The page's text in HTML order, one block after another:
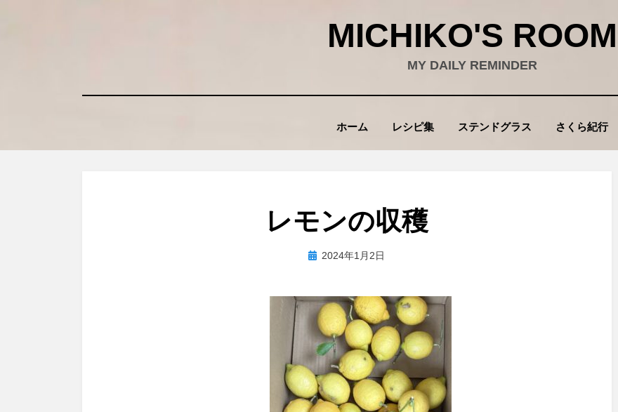
MICHIKO'S ROOM
MY DAILY REMINDER
ホーム レシピ集 ステンドグラス さくら紀行
レモンの収穫
投稿者wad
投 2024年1月2日